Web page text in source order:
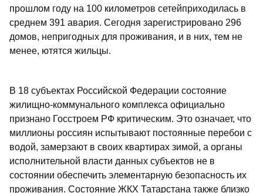
прошлом году на 100 километров сетейприходилась в
среднем 391 авария. Сегодня зарегистрировано 296
домов, непригодных для проживания, и в них, тем не
менее, ютятся жильцы.
В 18 субъектах Российской Федерации состояние
жилищно-коммунального комплекса официально
признано Госстроем РФ критическим. Это означает, что
миллионы россиян испытывают постоянные перебои с
водой, замерзают в своих квартирах зимой, а органы
исполнительной власти данных субъектов не в
состоянии обеспечить элементарную безопасность их
проживания. Состояние ЖКХ Татарстана также близко